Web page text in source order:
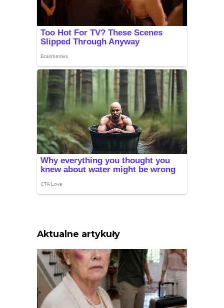
Aktualne artykuły